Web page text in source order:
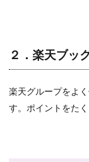
２．楽天ブッ
楽天グループをよく
す。ポイントをた